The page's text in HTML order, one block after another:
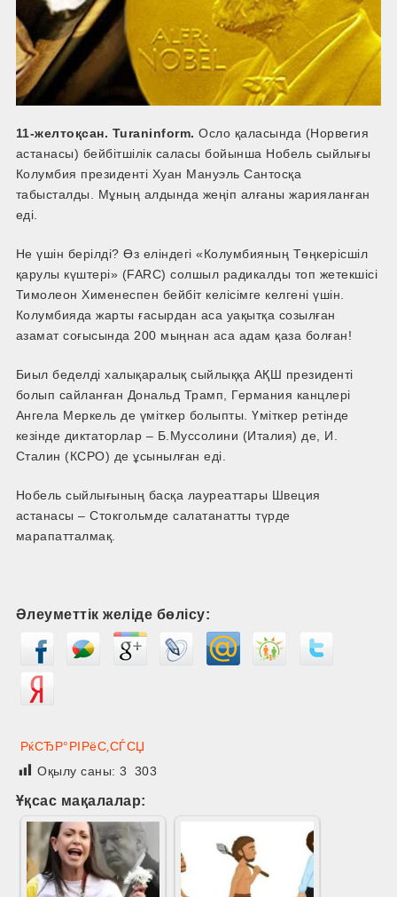
11-желтоқсан. Turaninform.Осло қаласында (Норвегия
астанасы) бейбітшілік саласы бойынша Нобель сыйлығы
Колумбия президенті Хуан Мануэль Сантосқа
табысталды. Мұның алдында жеңіп алғаны жарияланған
еді.
Не үшін берілді? Өз еліндегі «Колумбияның Төңкерісшіл
қарулы күштері» (FARC) солшыл радикалды топ жетекшісі
Тимолеон Хименеспен бейбіт келісімге келгені үшін.
Колумбияда жарты ғасырдан аса уақытқа созылған
азамат соғысында 200 мыңнан аса адам қаза болған!
Биыл беделді халықаралық сыйлыққа АҚШ президенті
болып сайланған Дональд Трамп, Германия канцлері
Ангела Меркель де үміткер болыпты. Үміткер ретінде
кезінде диктаторлар – Б.Муссолини (Италия) де, И.
Сталин (КСРО) де ұсынылған еді.
Нобель сыйлығының басқа лауреаттары Швеция
астанасы – Стокгольмде салатанатты түрде
марапатталмақ.
Әлеуметтік желіде бөлісу:
РќСЂР°РІРёС‚СЃСЏ
Оқылу саны:3 303
Ұқсас мақалалар: